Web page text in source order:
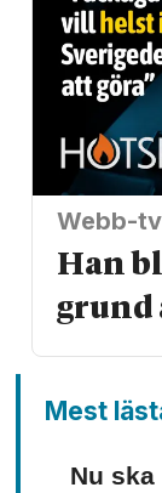
Webb-tv
Han
grund
Mest
Nu